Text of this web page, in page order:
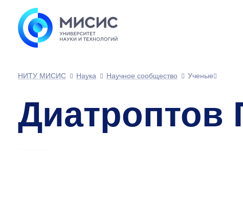
НИТУ МИСИС
Наука Научное сообщество Ученые
Диатроптов